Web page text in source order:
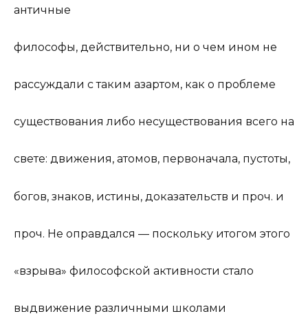
античные
философы, действительно, ни о чем ином не
рассуждали с таким азартом, как о проблеме
существования либо несуществования всего на
свете: движения, атомов, первоначала, пустоты,
богов, знаков, истины, доказательств и проч. и
проч. Не оправдался — поскольку итогом этого
«взрыва» философской активности стало
выдвижение различными школами